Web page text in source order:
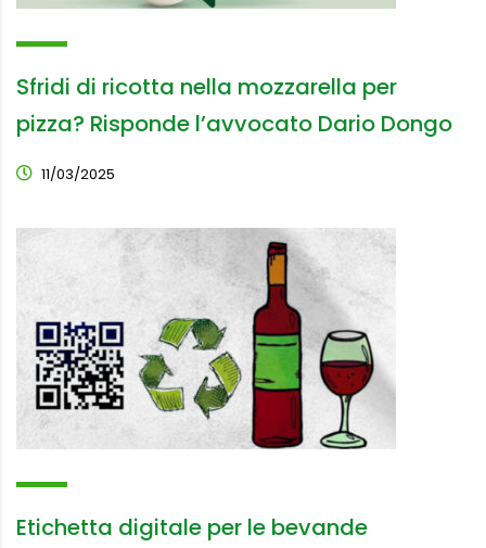
Sfridi di ricotta nella mozzarella per
pizza? Risponde l’avvocato Dario Dongo
11/03/2025
Etichetta digitale per le bevande